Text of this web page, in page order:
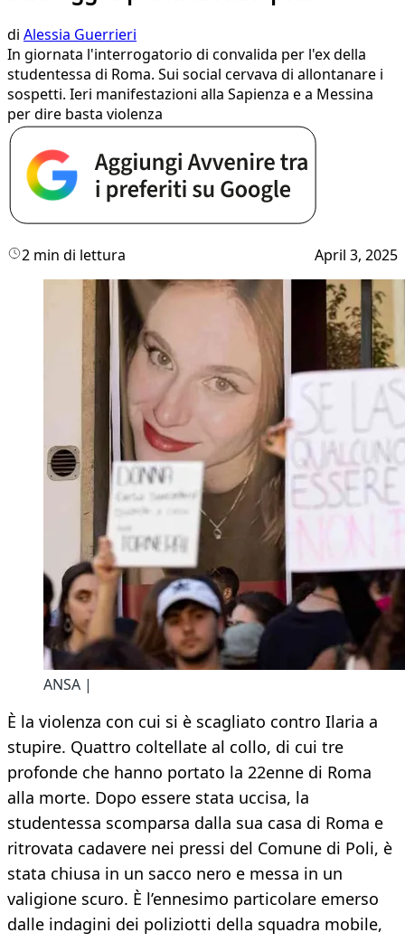
di Alessia Guerrieri
In giornata l'interrogatorio di convalida per l'ex della
studentessa di Roma. Sui social cervava di allontanare i
sospetti. Ieri manifestazioni alla Sapienza e a Messina
per dire basta violenza
2 min di lettura April 3, 2025
ANSA |
È la violenza con cui si è scagliato contro Ilaria a
stupire. Quattro coltellate al collo, di cui tre
profonde che hanno portato la 22enne di Roma
alla morte. Dopo essere stata uccisa, la
studentessa scomparsa dalla sua casa di Roma e
ritrovata cadavere nei pressi del Comune di Poli, è
stata chiusa in un sacco nero e messa in un
valigione scuro. È l’ennesimo particolare emerso
dalle indagini dei poliziotti della squadra mobile,